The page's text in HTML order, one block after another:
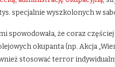
specjalnie wyszkolonych w
spowodowała, że coraz
okupanta (np. Akcja
stosować terror